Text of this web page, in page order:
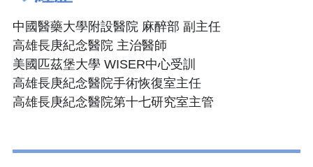
中國醫藥大學附設醫院 麻醉部 副主任
高雄長庚紀念醫院 主治醫師
美國匹茲堡大學 WISER中心受訓
高雄長庚紀念醫院手術恢復室主任
高雄長庚紀念醫院第十七研究室主管